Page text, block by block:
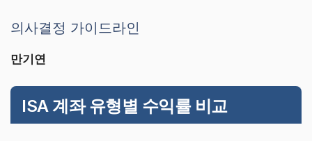
의사결정 가이드라인
만기연
ISA 계좌 유형별 수익률 비교